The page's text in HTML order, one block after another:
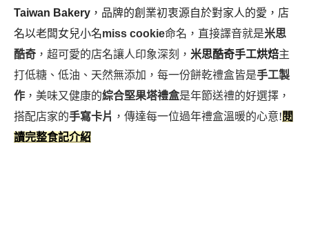
Taiwan Bakery ，品牌的創業初衷源自於對家人的愛，店
名以老闆女兒小名miss cookie命名，直接譯音就是米思
酷奇 ，超可愛的店名讓人印象深刻， 米思酷奇手工烘焙主
打低糖、低油、天然無添加，每一份餅乾禮盒皆是手工製
作 ，美味又健康的綜合堅果塔禮盒是年節送禮的好選擇，
搭配店家的手寫卡片 ，傳達每一位過年禮盒溫暖的心意! 閱
讀完整食記介紹